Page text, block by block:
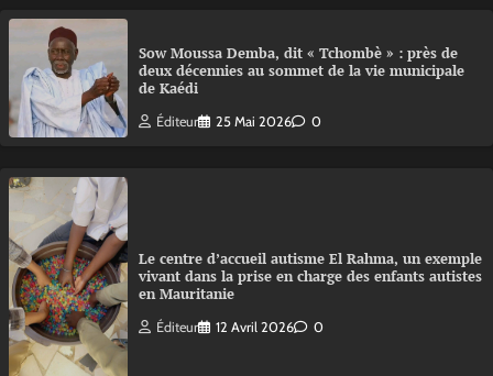
Sow Moussa Demba, dit « Tchombè » : près de
deux décennies au sommet de la vie municipale
de Kaédi
Éditeur 25 Mai 2026 0
Le centre d’accueil autisme El Rahma, un exemple
vivant dans la prise en charge des enfants autistes
en Mauritanie
Éditeur 12 Avril 2026 0